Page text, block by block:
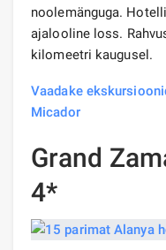
noolemänguga.
ajalooline loss.
kilomeetri kaugusel.
Vaadake
Micador
Grand
4*